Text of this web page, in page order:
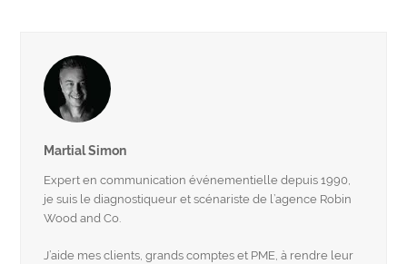
Martial Simon
Expert en communication événementielle depuis 1990,
je suis le diagnostiqueur et scénariste de l’agence Robin
Wood and Co.
J’aide mes clients, grands comptes et PME, à rendre leur